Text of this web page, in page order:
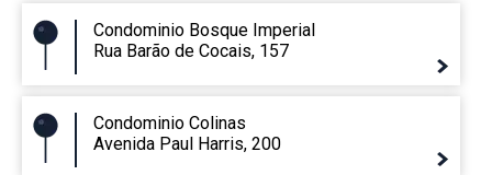
Condominio Bosque Imperial
Rua Barão de Cocais, 157
Condominio Colinas
Avenida Paul Harris, 200